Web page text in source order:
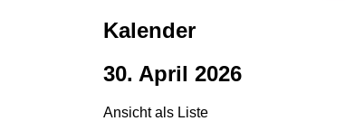
Kalender
30. April 2026
Ansicht als Liste